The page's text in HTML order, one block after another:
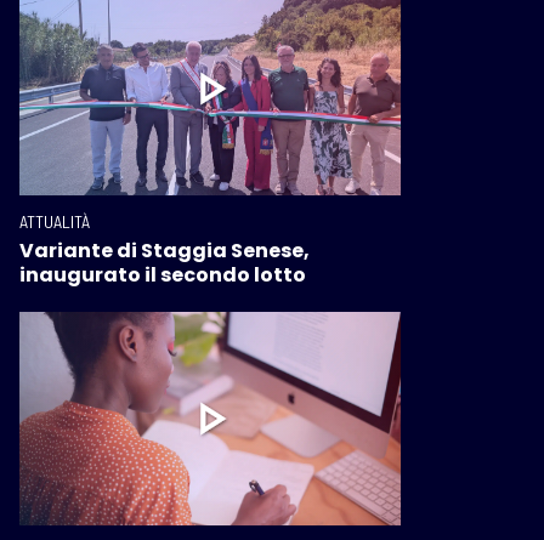
ATTUALITÀ
Variante di Staggia Senese,
inaugurato il secondo lotto